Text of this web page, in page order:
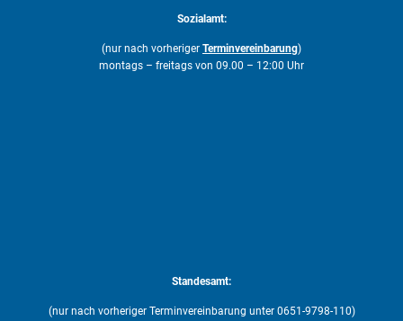
Sozialamt:
(nur nach vorheriger Terminvereinbarung)
montags – freitags von 09.00 – 12:00 Uhr
Standesamt:
(nur nach vorheriger Terminvereinbarung unter 0651-9798-110)